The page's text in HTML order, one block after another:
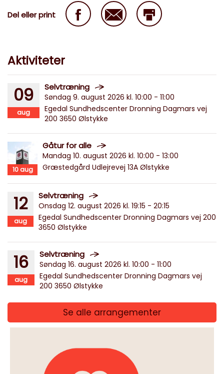
Del eller print
Aktiviteter
09
aug
Selvtræning
Søndag 9. august 2026 kl. 10:00 - 11:00
Egedal Sundhedscenter Dronning Dagmars vej
200 3650 Ølstykke
10aug
Gåtur for alle
Mandag 10. august 2026 kl. 10:00 - 13:00
Græstedgård Udlejrevej 13A Ølstykke
12
aug
Selvtræning
Onsdag 12. august 2026 kl. 19:15 - 20:15
Egedal Sundhedscenter Dronning Dagmars vej 200
3650 Ølstykke
16
aug
Selvtræning
Søndag 16. august 2026 kl. 10:00 - 11:00
Egedal Sundhedscenter Dronning Dagmars vej
200 3650 Ølstykke
Se alle arrangementer